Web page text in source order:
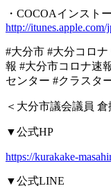
・ COCOAインスト
http://
#大分市 #大分コロナ
報 #大分市コロナ速
センター #クラスタ
＜大分市議会議員 倉
▼公式HP
https://kurakake-
▼公式LINE